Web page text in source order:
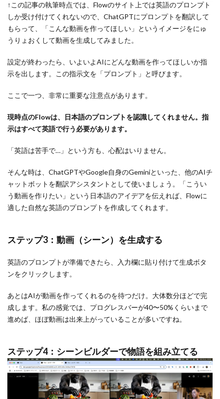
↑この記事の執筆時点では、Flowのサイト上では英語のプロンプト
しか受け付けてくれないので、ChatGPTにプロンプトを翻訳して
もらって、「こんな動画を作ってほしい」というイメージをにゅ
うりょおくして動画を生成してみました。
設定が終わったら、いよいよAIにどんな動画を作ってほしいか指
示を出します。この指示文を「プロンプト」と呼びます。
ここで一つ、非常に重要な注意点があります。
現時点のFlowは、日本語のプロンプトを認識してくれません。指
示はすべて英語で行う必要があります。
「英語は苦手で…」という方も、心配はいりません。
そんな時は、ChatGPTやGoogle自身のGeminiといった、他のAIチ
ャットボットを翻訳アシスタントとして使いましょう。「こうい
う動画を作りたい」という日本語のアイデアを伝えれば、Flowに
適した自然な英語のプロンプトを作成してくれます。
ステップ3：動画（シーン）を生成する
英語のプロンプトが準備できたら、入力欄に貼り付けて生成ボタ
ンをクリックします。
あとはAIが動画を作ってくれるのを待つだけ。大体数分ほどで完
成します。私の感覚では、プログレスバーが40〜50%くらいまで
進めば、ほぼ動画は出来上がっていることが多いですね。
ステップ4：シーンビルダーで物語を組み立てる